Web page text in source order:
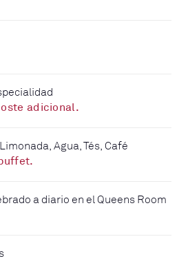
adicional.
Agua, Tés, Café
a diario en el Queens Room